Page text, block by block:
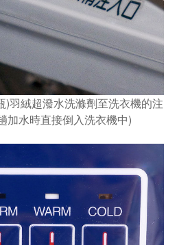
)羽絨超潑水洗滌劑至洗衣機的注
加水時直接倒入洗衣機中)